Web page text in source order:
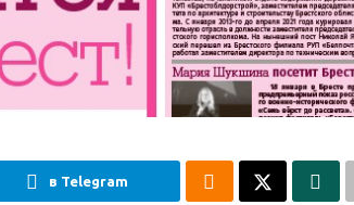
в Telegram